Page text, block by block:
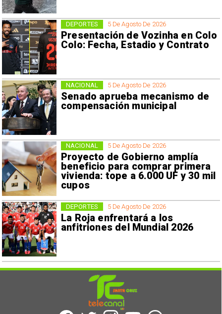
5 De Agosto De 2026
Presentación de Vozinha en Colo
Colo: Fecha, Estadio y Contrato
DEPORTES
5 De Agosto De 2026
Senado aprueba mecanismo de
compensación municipal
NACIONAL
5 De Agosto De 2026
Proyecto de Gobierno amplía
beneficio para comprar primera
vivienda: tope a 6.000 UF y 30 mil
cupos
NACIONAL
5 De Agosto De 2026
La Roja enfrentará a los
anfitriones del Mundial 2026
DEPORTES